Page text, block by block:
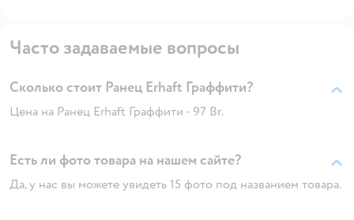
Часто задаваемые вопросы
Сколько стоит Ранец Erhaft Граффити?
Цена на Ранец Erhaft Граффити - 97 Br.
Есть ли фото товара на нашем сайте?
Да, у нас вы можете увидеть 15 фото под названием товара.